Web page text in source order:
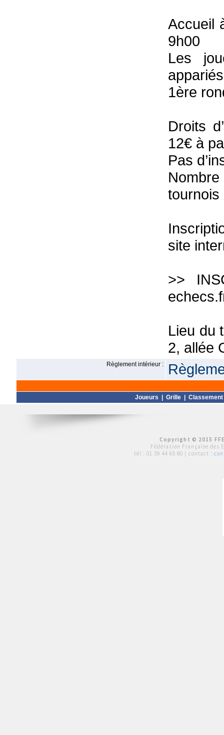
Accueil
9h00
Les
1ère
Droits
12€ à
Pas
tournois
site
>>
Lieu du
2, allée
Règlement intérieur :
Joueurs Grille Classement
Copyright © 2015
Fédération Française des
tél : 01 39 44 65 80 | contact :